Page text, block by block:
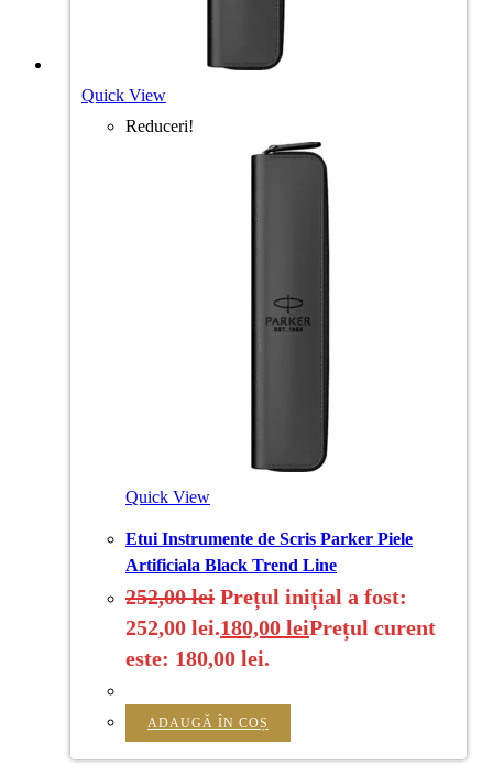
Quick View
Reduceri!
Quick View
Etui Instrumente de Scris Parker Piele
Artificiala Black Trend Line
252,00lei Prețul inițial a fost:
252,00 lei.180,00 leiPrețul curent
este: 180,00 lei.
ADAUGĂ ÎN COȘ